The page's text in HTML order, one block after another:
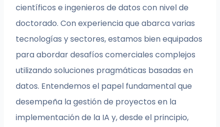
científicos e ingenieros de datos con nivel de
doctorado. Con experiencia que abarca varias
tecnologías y sectores, estamos bien equipados
para abordar desafíos comerciales complejos
utilizando soluciones pragmáticas basadas en
datos. Entendemos el papel fundamental que
desempeña la gestión de proyectos en la
implementación de la IA y, desde el principio,